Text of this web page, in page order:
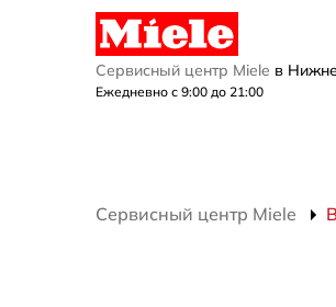
Сервисный центр Miele в
Ежедневно с 9:00 до 21:00
Сервисный центр Miele